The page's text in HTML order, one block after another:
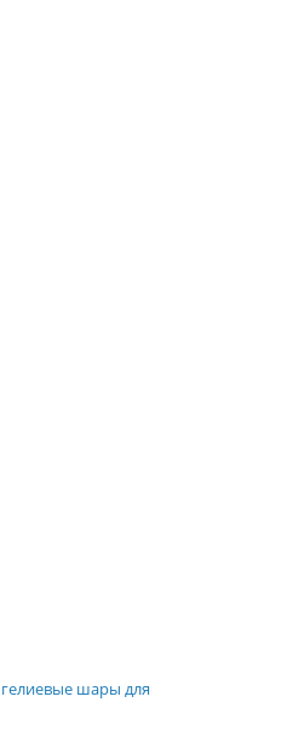
гелиевые шары для